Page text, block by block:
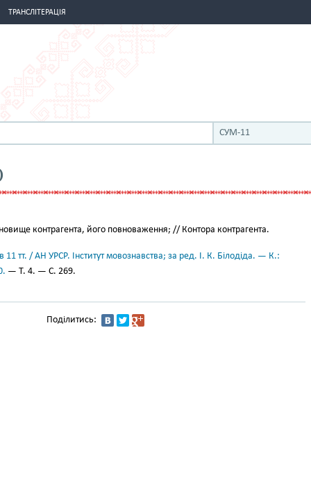
ТРАНСЛІТЕРАЦІЯ
СУМ-11
контрагента, його повноваження; // Контора контрагента.
11 тт. / АН УРСР. Інститут мовознавства; за ред. І. К. Білодіда. — К.:
— Т. 4. — С. 269.
Поділитись: